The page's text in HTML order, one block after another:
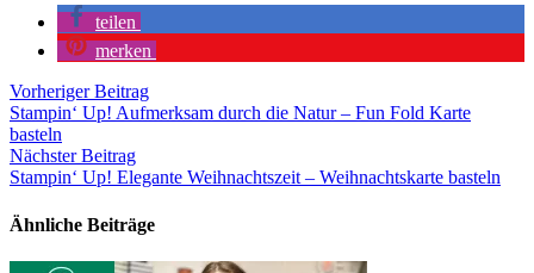
teilen
merken
Vorheriger Beitrag
Stampin‘ Up! Aufmerksam durch die Natur – Fun Fold Karte
basteln
Nächster Beitrag
Stampin‘ Up! Elegante Weihnachtszeit – Weihnachtskarte basteln
Ähnliche Beiträge